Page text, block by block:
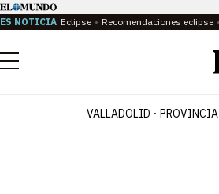
ES NOTICIA Eclipse Recomendaciones eclipse
Menú
VALLADOLID PROVINCIA